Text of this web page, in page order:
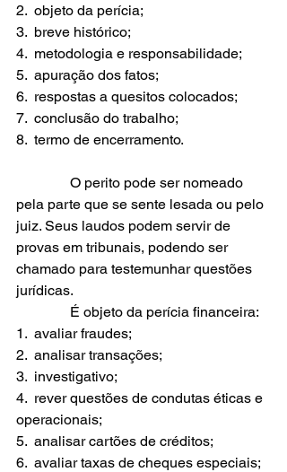
2.  objeto da perícia;
3.  breve histórico;
4.  metodologia e responsabilidade;
5.  apuração dos fatos;
6.  respostas a quesitos colocados;
7.  conclusão do trabalho;
8.  termo de encerramento.
pela parte que se sente lesada ou pelo
juiz. Seus laudos podem servir de
provas em tribunais, podendo ser
chamado para testemunhar questões
jurídicas.
               É objeto da perícia financeira:
1.  avaliar fraudes;
2.  analisar transações;
3.  investigativo;
4.  rever questões de condutas éticas e
operacionais;
5.  analisar cartões de créditos;
6.  avaliar taxas de cheques especiais;